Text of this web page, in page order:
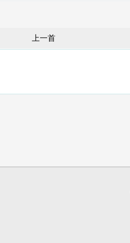
上一首